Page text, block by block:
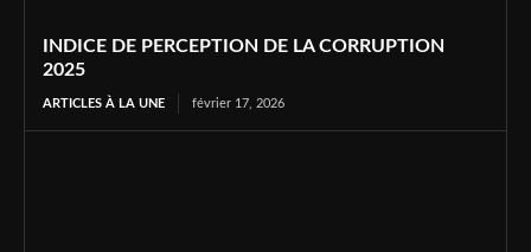
INDICE DE PERCEPTION DE LA CORRUPTION
2025
ARTICLES À LA UNE février 17, 2026